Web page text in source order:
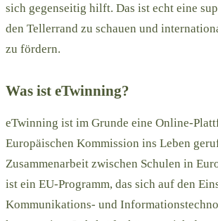
sich gegenseitig hilft. Das ist echt eine
den Tellerrand zu schauen und
zu fördern.
Was ist eTwinning?
eTwinning ist im Grunde eine Online-
Europäischen Kommission ins Leben
Zusammenarbeit zwischen Schulen in
ist ein EU-Programm, das sich auf den
Kommunikations- und